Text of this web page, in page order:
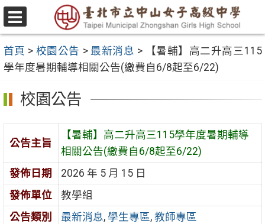
跳
至
要
內
容
區
選
單
首頁 > 校園公告 > 最新消息 >
【暑輔】高二升高三115
學年度暑期輔導相關公告(繳費自6/8起至6/22)
校園公告
公告主旨
【暑輔】高二升高三115學年度暑期輔導
相關公告(繳費自6/8起至6/22)
發佈日期
2026 年 5 月 15 日
發佈單位
教學組
公告類別
最新消息, 學生專區, 教師專區